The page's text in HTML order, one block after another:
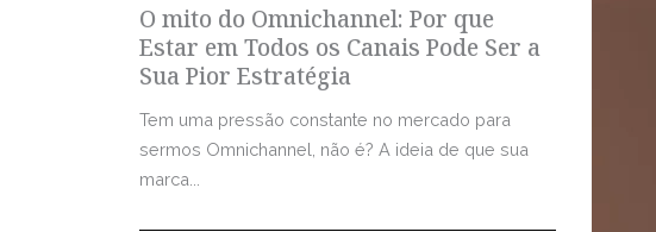
O mito do Omnichannel: Por que
Estar em Todos os Canais Pode Ser a
Sua Pior Estratégia
Tem uma pressão constante no mercado para
sermos Omnichannel, não é? A ideia de que sua
marca...